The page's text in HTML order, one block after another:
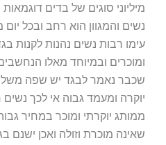
מיליוני סוגים של בדים דוגמאות
נשים והמגוון הוא רחב ובכל
עימו רבות נשים נהנות לקנות
ומוכרים ובמיוחד מאלו הנחשבים
שכבר נאמר לבגד יש שפה משלו
יוקרה ומעמד גבוה אי לכך
ממותג יוקרתי ומוכר במחיר
שאינה מוכרת וזולה ואכן ישנם